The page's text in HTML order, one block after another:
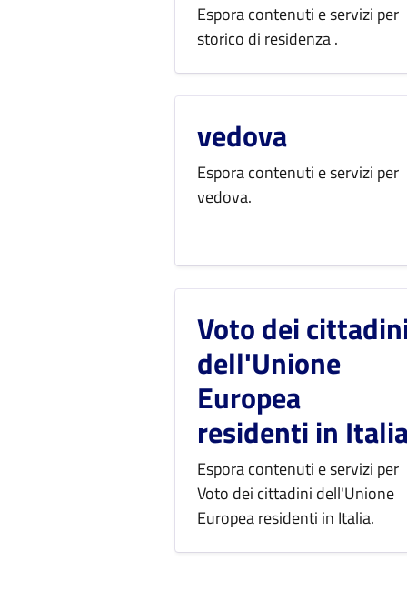
Espora contenuti e servizi per
storico di residenza .
vedova
Espora contenuti e servizi per
vedova.
Voto dei
dell'Unione
Europea
residenti in
Espora contenuti e servizi per
Voto dei cittadini dell'Unione
Europea residenti in Italia.